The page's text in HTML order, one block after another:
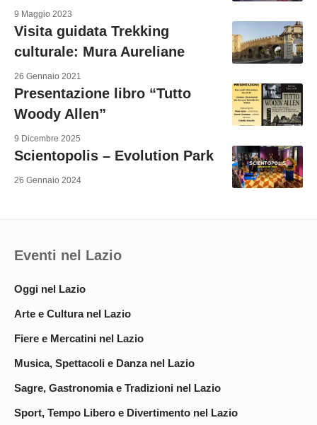
9 Maggio 2023
Visita guidata Trekking
culturale: Mura Aureliane
26 Gennaio 2021
Presentazione libro “Tutto
Woody Allen”
9 Dicembre 2025
Scientopolis – Evolution Park
26 Gennaio 2024
Eventi nel Lazio
Oggi nel Lazio
Arte e Cultura nel Lazio
Fiere e Mercatini nel Lazio
Musica, Spettacoli e Danza nel Lazio
Sagre, Gastronomia e Tradizioni nel Lazio
Sport, Tempo Libero e Divertimento nel Lazio